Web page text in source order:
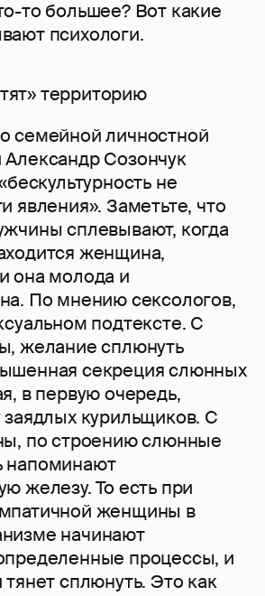
то большее? Вот какие
психологи.
территорию
семейной личностной
Александр Созончук
не
явления». Заметьте, что
сплевывают, когда
женщина,
она молода и
По мнению сексологов,
подтексте. С
желание сплюнуть
секреция слюнных
в первую очередь,
заядлых курильщиков. С
по строению слюнные
напоминают
железу. То есть при
женщины в
начинают
процессы, и
сплюнуть. Это как